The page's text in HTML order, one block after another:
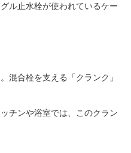
ル止水栓が使われているケー
混合栓を支える「クランク」
チンや浴室では、このクラン